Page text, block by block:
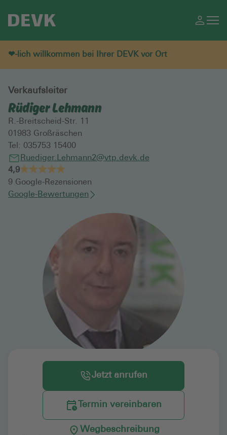
❤-lich willkommen bei Ihrer DEVK vor Ort
Verkaufsleiter
Rüdiger Lehmann
R.-Breitscheid-Str. 11
01983 Großräschen
Tel: 035753 15400
Ruediger.Lehmann2@vtp.devk.de
4,9
9 Google-Rezensionen
Google-Bewertungen
Jetzt anrufen
Termin vereinbaren
Wegbeschreibung